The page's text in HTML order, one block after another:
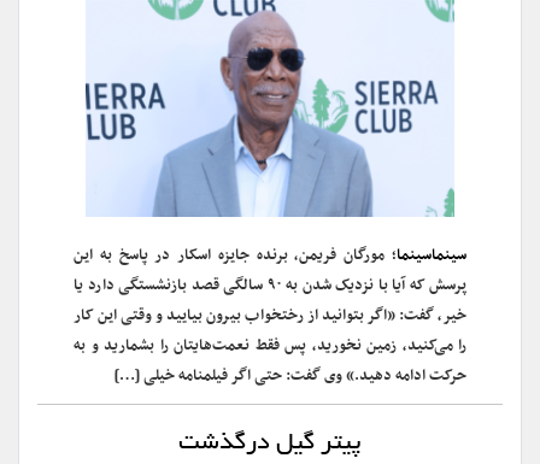
سینماسینما؛ مورگان فریمن، برنده جایزه اسکار در پاسخ به این
پرسش که آیا با نزدیک شدن به ۹۰ سالگی قصد بازنشستگی دارد یا
خیر، گفت: «اگر بتوانید از رختخواب بیرون بیایید و وقتی این کار
را می‌کنید، زمین نخورید، پس فقط نعمت‌هایتان را بشمارید و به
حرکت ادامه دهید.» وی گفت: حتی اگر فیلمنامه خیلی […]
پیتر گیل درگذشت